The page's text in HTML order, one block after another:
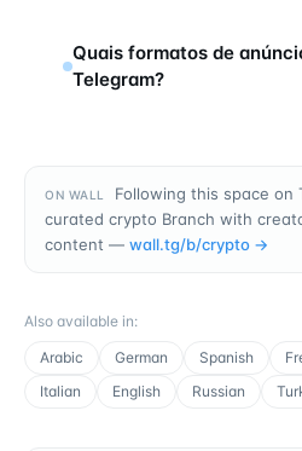
Quais formatos de
Telegram?
ON WALL
Following this space on
curated crypto Branch with
content — wall.tg/b/crypto →
Also available in:
Arabic
German Spanish
Italian
English Russian